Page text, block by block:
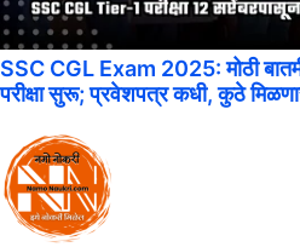
SSC CGL Exam 2025: मोठी
परीक्षा सुरू; प्रवेशपत्र कधी, कुठे